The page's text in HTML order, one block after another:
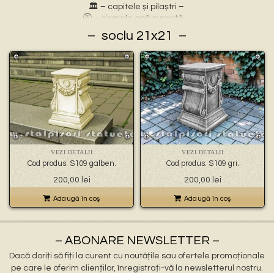
🏛 – capitele și pilaștri –
🚰 – cișmele apă curentă –
⛲ – fântâni arteziene –
🎀 – idei de cadouri –
🪴 – jardiniere cu personaje –
🌸 – jardiniere pentru flori –
🏗 – socluri și stative –
🦌 – statuete animale sălbatice –
🐕 – statuete animale domestice –
🧘 – statuete buddha –
🧺 – statuete cu coșulețe –
🐉 – statuete gargoyles –
👼 – statuete religioase și îngerași –
🦜 – statuete păsări –
💧 – statuete pentru fântâni –
🍄 – statuete pitici și troli –
🏺 – vaze pentru flori –
soclu 21x21
VEZI DETALII
Cod produs: S109 galben.
200,00 lei
Adaugă în coş
VEZI DETALII
Cod produs: S109 gri.
200,00 lei
Adaugă în coş
– ABONARE NEWSLETTER –
Dacă doriți să fiți la curent cu noutățile sau ofertele promoționale
pe care le oferim clienților, înregistrați-vă la newsletterul nostru.